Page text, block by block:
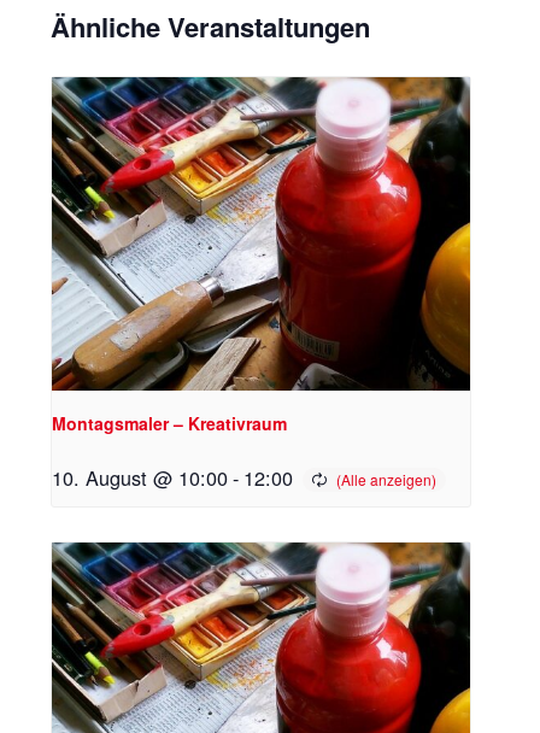
Ähnliche Veranstaltungen
Montagsmaler – Kreativraum
10. August @ 10:00- 12:00